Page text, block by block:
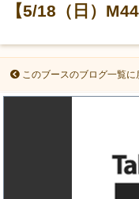
【5/18（日）
このブースのブログ一覧に